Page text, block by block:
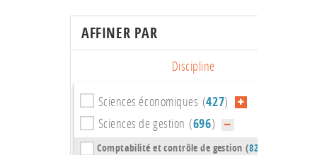
AFFINER PAR
Discipline
Sciences économiques (427)
Sciences de gestion (696)
Comptabilité et contrôle de gestion (82